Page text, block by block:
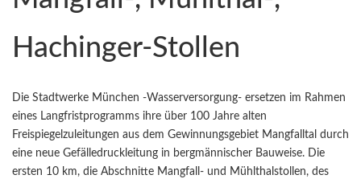
Hachinger-Stollen
Die Stadtwerke München -Wasserversorgung- ersetzen im Rahmen
eines Langfristprogramms ihre über 100 Jahre alten
Freispiegelzuleitungen aus dem Gewinnungsgebiet Mangfalltal durch
eine neue Gefälledruckleitung in bergmännischer Bauweise. Die
ersten 10 km, die Abschnitte Mangfall- und Mühlthalstollen, des